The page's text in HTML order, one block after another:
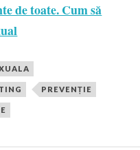
de toate. Cum să
PREVENȚIE